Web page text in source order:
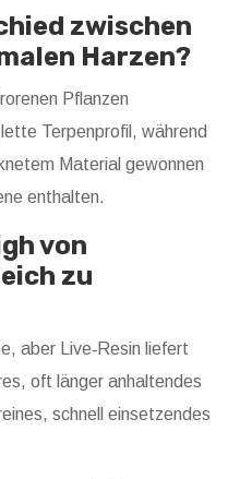
zwischen
Harzen?
Pflanzen
Terpenprofil, während
Material gewonnen
enthalten.
von
zu
aber Live‑Resin liefert
oft länger anhaltendes
schnell einsetzendes